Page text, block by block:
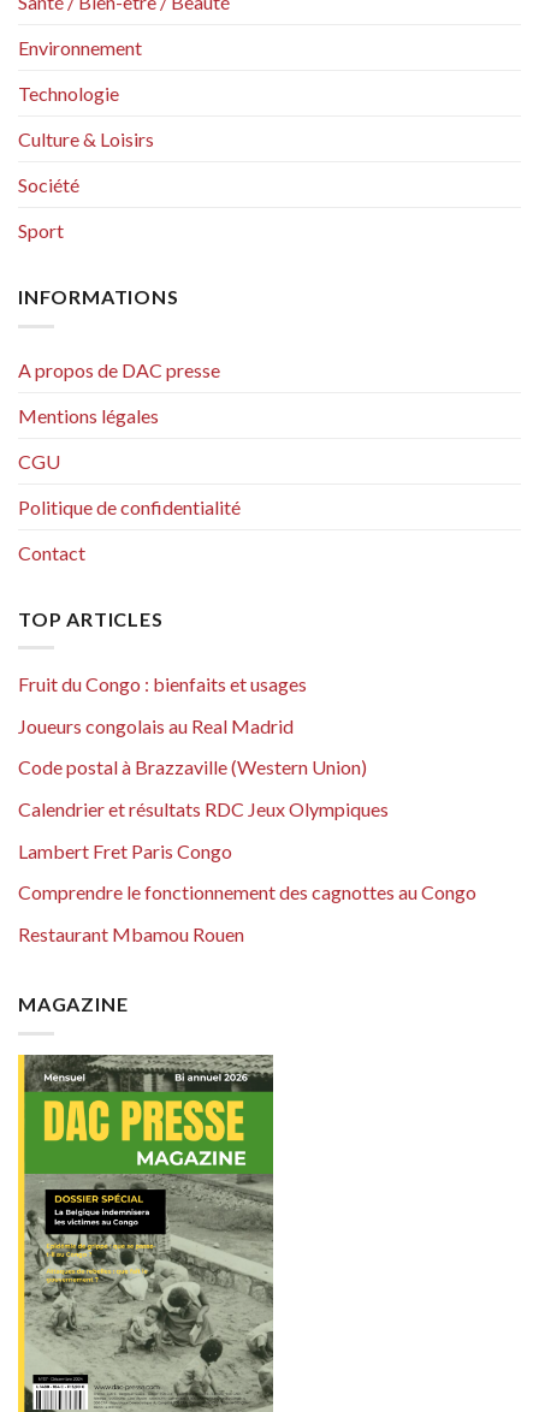
Environnement
Technologie
Culture & Loisirs
Société
Sport
INFORMATIONS
A propos de DAC presse
Mentions légales
CGU
Politique de confidentialité
Contact
TOP ARTICLES
Fruit du Congo : bienfaits et usages
Joueurs congolais au Real Madrid
Code postal à Brazzaville (Western Union)
Calendrier et résultats RDC Jeux Olympiques
Lambert Fret Paris Congo
Comprendre le fonctionnement des cagnottes au Congo
Restaurant Mbamou Rouen
MAGAZINE